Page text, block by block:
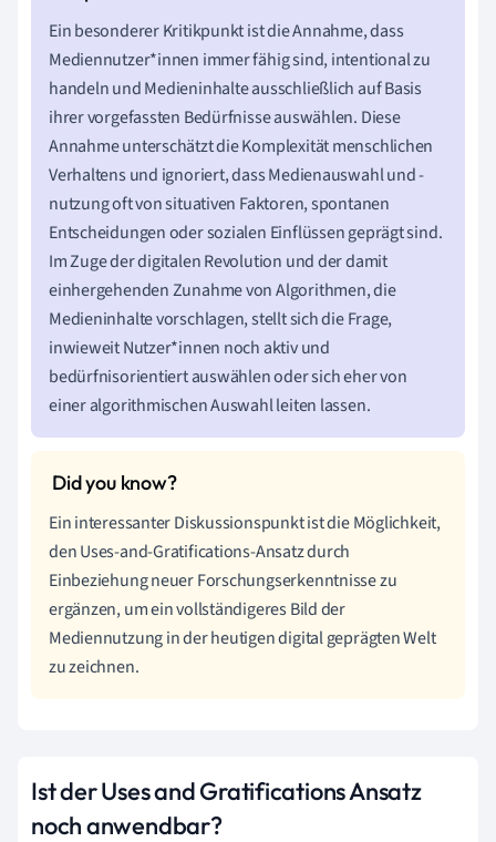
Ein besonderer Kritikpunkt ist die Annahme, dass
Mediennutzer*innen immer fähig sind, intentional zu
handeln und Medieninhalte ausschließlich auf Basis
ihrer vorgefassten Bedürfnisse auswählen. Diese
Annahme unterschätzt die Komplexität menschlichen
Verhaltens und ignoriert, dass Medienauswahl und -
nutzung oft von situativen Faktoren, spontanen
Entscheidungen oder sozialen Einflüssen geprägt sind.
Im Zuge der digitalen Revolution und der damit
einhergehenden Zunahme von Algorithmen, die
Medieninhalte vorschlagen, stellt sich die Frage,
inwieweit Nutzer*innen noch aktiv und
bedürfnisorientiert auswählen oder sich eher von
einer algorithmischen Auswahl leiten lassen.
Ein interessanter Diskussionspunkt ist die Möglichkeit,
den Uses-and-Gratifications-Ansatz durch
Einbeziehung neuer Forschungserkenntnisse zu
ergänzen, um ein vollständigeres Bild der
Mediennutzung in der heutigen digital geprägten Welt
zu zeichnen.
Ist der Uses and Gratifications Ansatz
noch anwendbar?